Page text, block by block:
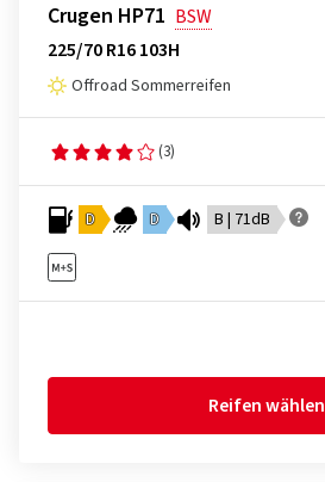
Crugen HP71 BSW
225/70 R16 103H
Offroad Sommerreifen
(3)
D D B | 71dB
Reifen wählen